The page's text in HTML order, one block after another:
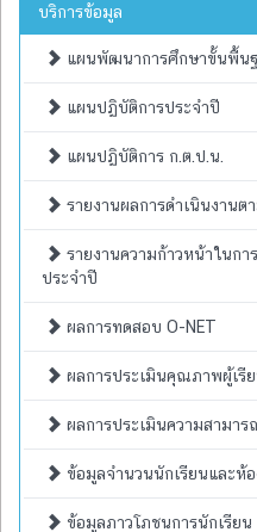
บริการข้อมูล
แผนพัฒนาการศึกษาขั้นพื้น
แผนปฏิบัติการประจำปี
แผนปฏิบัติการ ก.ต.ป.น.
รายงานผลการดำเนินงาน
รายงานความก้าวหน้าในก
ประจำปี
ผลการทดสอบ O-NET
ผลการประเมินคุณภาพผู้เรี
ผลการประเมินความสามาร
ข้อมูลจำนวนนักเรียนและห้อ
ข้อมูลภาวโภชนการนักเรียน